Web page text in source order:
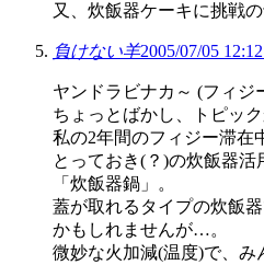
又、炊飯器ケーキに挑戦
負けない羊2005/07/05
ヤンドラビナカ～ (フィジ
ちょっとばかし、トピッ
私の2年間のフィジー滞在
とっておき(？)の炊飯器活
「炊飯器鍋」。
蓋が取れるタイプの炊飯
かもしれませんが…。
微妙な火加減(温度)で、